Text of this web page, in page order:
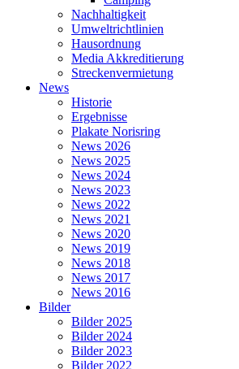
Nachhaltigkeit
Umweltrichtlinien
Hausordnung
Media Akkreditierung
Streckenvermietung
News
Historie
Ergebnisse
Plakate Norisring
News 2026
News 2025
News 2024
News 2023
News 2022
News 2021
News 2020
News 2019
News 2018
News 2017
News 2016
Bilder
Bilder 2025
Bilder 2024
Bilder 2023
Bilder 2022